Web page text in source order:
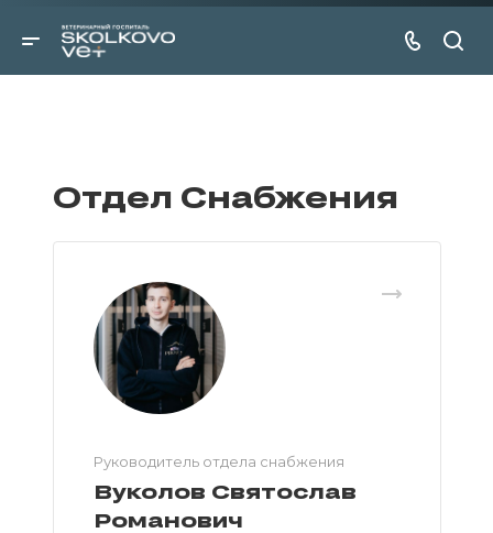
Отдел Снабжения
Руководитель отдела снабжения
Вуколов Святослав
Романович